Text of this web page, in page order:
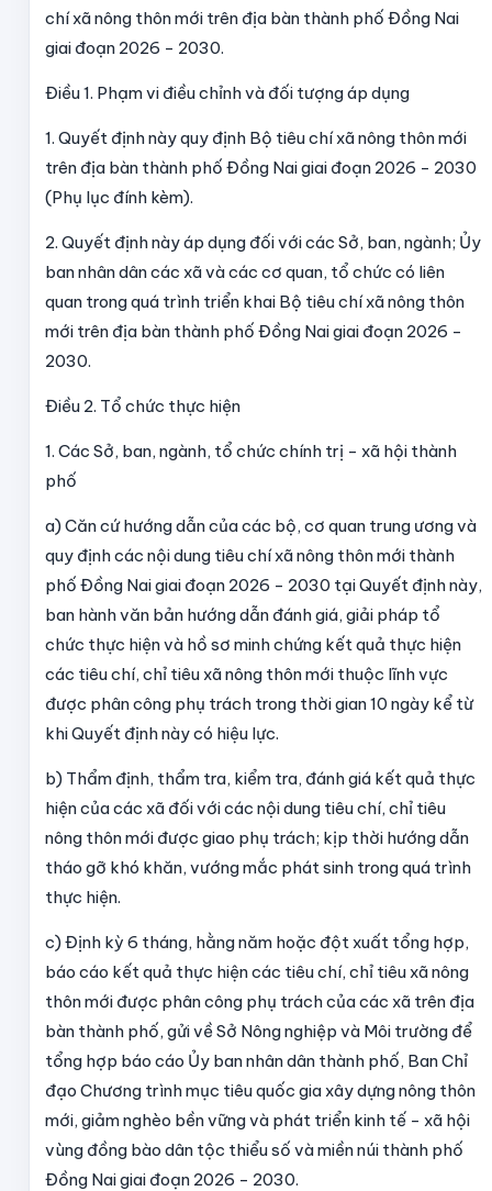
chí xã nông thôn mới trên địa bàn thành phố Đồng Nai
giai đoạn 2026 - 2030.
Điều 1. Phạm vi điều chỉnh và đối tượng áp dụng
1. Quyết định này quy định Bộ tiêu chí xã nông thôn mới
trên địa bàn thành phố Đồng Nai giai đoạn 2026 - 2030
(Phụ lục đính kèm).
2. Quyết định này áp dụng đối với các Sở, ban, ngành; Ủy
ban nhân dân các xã và các cơ quan, tổ chức có liên
quan trong quá trình triển khai Bộ tiêu chí xã nông thôn
mới trên địa bàn thành phố Đồng Nai giai đoạn 2026 -
2030.
Điều 2. Tổ chức thực hiện
1. Các Sở, ban, ngành, tổ chức chính trị - xã hội thành
phố
a) Căn cứ hướng dẫn của các bộ, cơ quan trung ương và
quy định các nội dung tiêu chí xã nông thôn mới thành
phố Đồng Nai giai đoạn 2026 - 2030 tại Quyết định này,
ban hành văn bản hướng dẫn đánh giá, giải pháp tổ
chức thực hiện và hồ sơ minh chứng kết quả thực hiện
các tiêu chí, chỉ tiêu xã nông thôn mới thuộc lĩnh vực
được phân công phụ trách trong thời gian 10 ngày kể từ
khi Quyết định này có hiệu lực.
b) Thẩm định, thẩm tra, kiểm tra, đánh giá kết quả thực
hiện của các xã đối với các nội dung tiêu chí, chỉ tiêu
nông thôn mới được giao phụ trách; kịp thời hướng dẫn
tháo gỡ khó khăn, vướng mắc phát sinh trong quá trình
thực hiện.
c) Định kỳ 6 tháng, hằng năm hoặc đột xuất tổng hợp,
báo cáo kết quả thực hiện các tiêu chí, chỉ tiêu xã nông
thôn mới được phân công phụ trách của các xã trên địa
bàn thành phố, gửi về Sở Nông nghiệp và Môi trường để
tổng hợp báo cáo Ủy ban nhân dân thành phố, Ban Chỉ
đạo Chương trình mục tiêu quốc gia xây dựng nông thôn
mới, giảm nghèo bền vững và phát triển kinh tế - xã hội
vùng đồng bào dân tộc thiểu số và miền núi thành phố
Đồng Nai giai đoạn 2026 - 2030.